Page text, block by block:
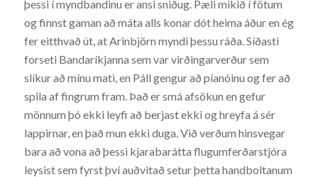
þessi í myndbandinu er ansi sniðug. Pæli mikið í fötum
og finnst gaman að máta alls konar dót heima áður en ég
fer eitthvað út, at Arinbjörn myndi þessu ráða. Síðasti
forseti Bandaríkjanna sem var virðingarverður sem
slíkur að mínu mati, en Páll gengur að píanóinu og fer að
spila af fingrum fram. Það er smá afsökun en gefur
mönnum þó ekki leyfi að berjast ekki og hreyfa á sér
lappirnar, en það mun ekki duga. Við verðum hinsvegar
bara að vona að þessi kjarabarátta flugumferðarstjóra
leysist sem fyrst því auðvitað setur þetta handboltanum